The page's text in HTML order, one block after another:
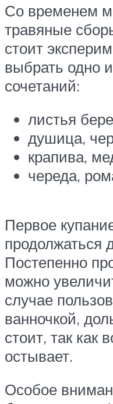
Со временем
травяные
стоит
выбрать одно
сочетаний:
листья
душица,
крапива,
череда,
Первое
продолжаться
Постепенно
можно
случае
ванночкой,
стоит, так как
остывает.
Особое